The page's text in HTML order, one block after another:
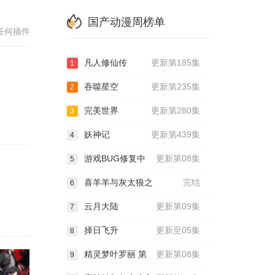
何插件
国产动漫周榜单
更新第185集
1 凡人修仙传
更新第235集
2 吞噬星空
更新第280集
3 完美世界
更新第439集
4 妖神记
更新第08集
5 游戏BUG修复中
完结
6 喜羊羊与灰太狼之
更新第09集
7 云月大陆
更新至05集
8 择日飞升
更新第08集
9 精灵梦叶罗丽 第